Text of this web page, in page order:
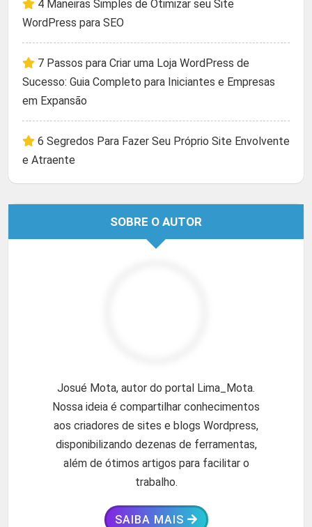
4 Maneiras Simples de Otimizar seu Site
WordPress para SEO
7 Passos para Criar uma Loja WordPress de
Sucesso: Guia Completo para Iniciantes e Empresas
em Expansão
6 Segredos Para Fazer Seu Próprio Site Envolvente
e Atraente
SOBRE O AUTOR
Josué Mota, autor do portal Lima_Mota.
Nossa ideia é compartilhar conhecimentos
aos criadores de sites e blogs Wordpress,
disponibilizando dezenas de ferramentas,
além de ótimos artigos para facilitar o
trabalho.
SAIBA MAIS